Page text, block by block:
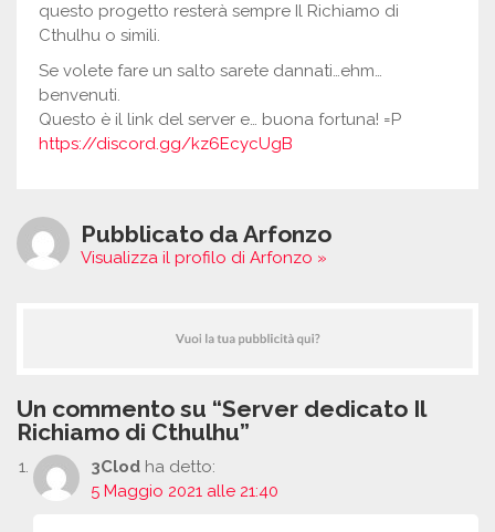
questo progetto resterà sempre Il Richiamo di
Cthulhu o simili.
Se volete fare un salto sarete dannati…ehm…
benvenuti.
Questo è il link del server e… buona fortuna! =P
https://discord.gg/kz6EcycUgB
Pubblicato da Arfonzo
Visualizza il profilo di Arfonzo »
Un commento su “Server dedicato Il
Richiamo di Cthulhu”
3Clod ha detto:
5 Maggio 2021 alle 21:40